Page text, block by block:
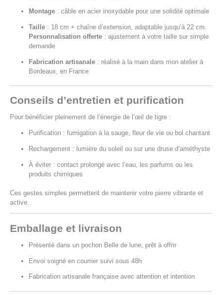
Montage : câble en acier inoxydable pour une solidité optimale
Taille : 18 cm + chaîne d’extension, adaptable jusqu’à 22 cm.
Personnalisation offerte : ajustement à votre taille sur simple
demande
Fabrication artisanale : réalisé à la main dans mon atelier à
Bordeaux, en France
Conseils d’entretien et purification
Pour bénéficier pleinement de l’énergie de l’œil de tigre :
Purification : fumigation à la sauge, fleur de vie ou bol chantant
Rechargement : lumière du soleil ou sur une druse d’améthyste
À éviter : contact prolongé avec l’eau, les parfums ou les
produits chimiques
Ces gestes simples permettent de maintenir votre pierre vibrante et
active.
Emballage et livraison
Présenté dans un pochon Belle de lune, prêt à offrir
Envoi soigné en courrier suivi sous 48h
Fabrication artisanale française avec attention et intention